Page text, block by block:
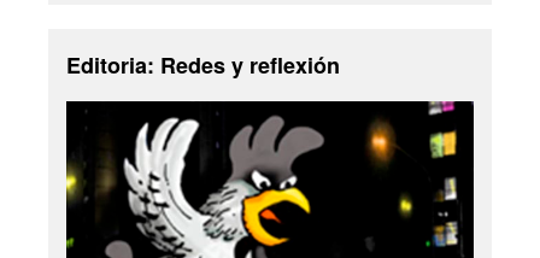
Editoria: Redes y reflexión